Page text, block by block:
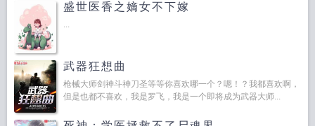
盛世医香之嫡女不下嫁
...
武器狂想曲
枪械大师剑神斗神刀圣等等你喜欢哪一个？嗯！？我都喜欢啊，
但是也都不喜欢，我是罗飞，我是一个即将成为武器大师...